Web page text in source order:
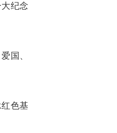
纪念
国、
色基